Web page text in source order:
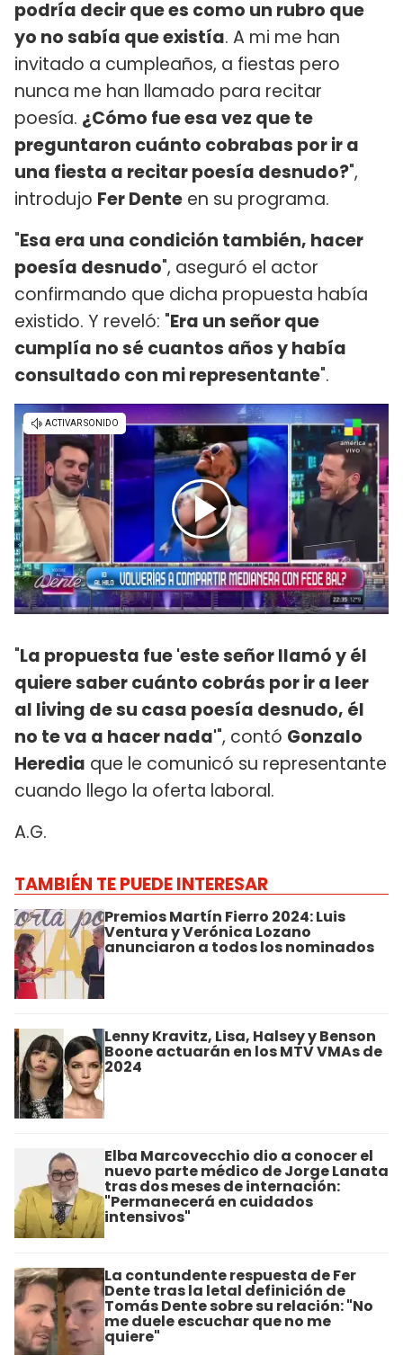
podría decir que es como un rubro que
yo no sabía que existía. A mi me han
invitado a cumpleaños, a fiestas pero
nunca me han llamado para recitar
poesía. ¿Cómo fue esa vez que te
preguntaron cuánto cobrabas por ir a
una fiesta a recitar poesía desnudo?",
introdujo Fer Dente en su programa.
"Esa era una condición también, hacer
poesía desnudo", aseguró el actor
confirmando que dicha propuesta había
existido. Y reveló: "Era un señor que
cumplía no sé cuantos años y había
consultado con mi representante".
"La propuesta fue 'este señor llamó y él
quiere saber cuánto cobrás por ir a leer
al living de su casa poesía desnudo, él
no te va a hacer nada'", contó Gonzalo
Heredia que le comunicó su representante
cuando llego la oferta laboral.
A.G.
TAMBIÉN TE PUEDE INTERESAR
Premios Martín Fierro 2024: Luis
Ventura y Verónica Lozano
anunciaron a todos los nominados
Lenny Kravitz, Lisa, Halsey y Benson
Boone actuarán en los MTV VMAs de
2024
Elba Marcovecchio dio a conocer el
nuevo parte médico de Jorge Lanata
tras dos meses de internación:
"Permanecerá en cuidados
intensivos"
La contundente respuesta de Fer
Dente tras la letal definición de
Tomás Dente sobre su relación: "No
me duele escuchar que no me
quiere"